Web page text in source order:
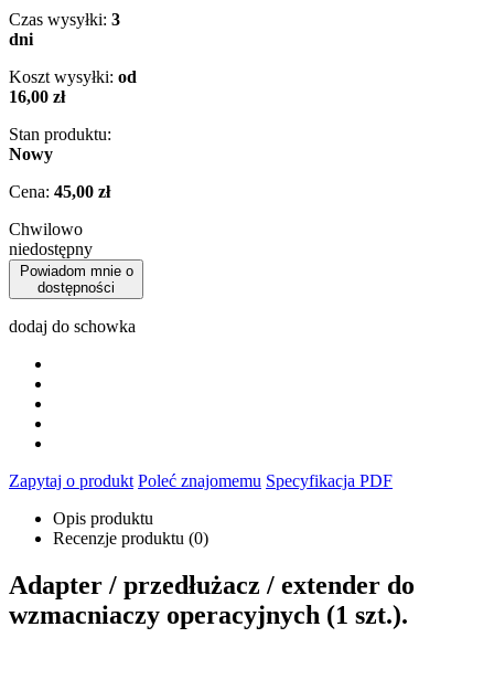
Czas wysyłki: 3
dni
Koszt wysyłki: od
16,00 zł
Stan produktu:
Nowy
Cena: 45,00 zł
Chwilowo
niedostępny
Powiadom mnie o
dostępności
dodaj do schowka
Zapytaj o produkt Poleć znajomemu Specyfikacja PDF
Opis produktu
Recenzje produktu (0)
Adapter / przedłużacz / extender do
wzmacniaczy operacyjnych (1 szt.).